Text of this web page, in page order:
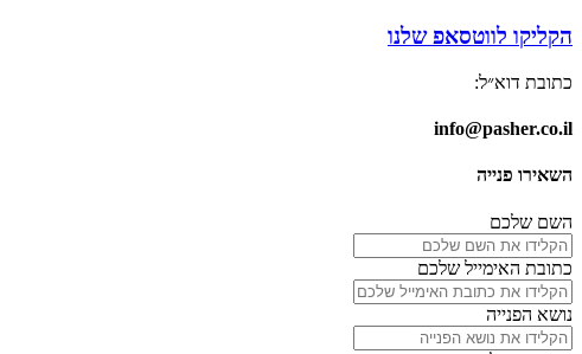
הקליקו לווטסאפ שלנו
כתובת דוא״ל:
info@pasher.co.il
השאירו פנייה
השם שלכם
כתובת האימייל שלכם
נושא הפנייה